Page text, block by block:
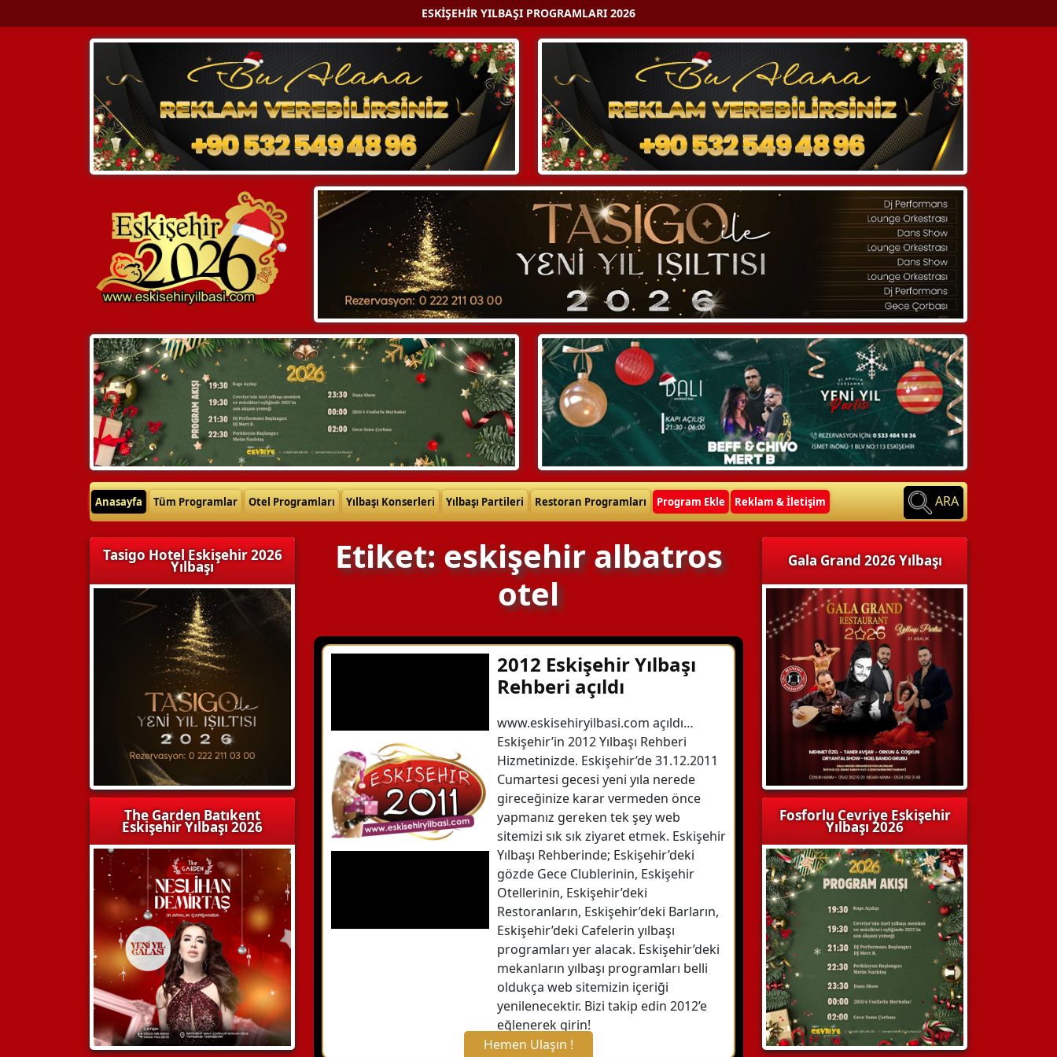
ESKIŞEHIR YILBAŞI PROGRAMLARI 2026
Anasayfa Tüm Programlar Otel Programları Yılbaşı Konserleri Yılbaşı Partileri Restoran Programları Program Ekle Reklam & İletişim ARA
Tasigo Hotel Eskişehir 2026
Yılbaşı
The Garden Batıkent
Eskişehir Yılbaşı 2026
Etiket: eskişehir albatros
otel
2012 Eskişehir Yılbaşı
Rehberi açıldı
www.eskisehiryilbasi.com açıldı…
Eskişehir’in 2012 Yılbaşı Rehberi
Hizmetinizde. Eskişehir’de 31.12.2011
Cumartesi gecesi yeni yıla nerede
gireceğinize karar vermeden önce
yapmanız gereken tek şey web
sitemizi sık sık ziyaret etmek. Eskişehir
Yılbaşı Rehberinde; Eskişehir’deki
gözde Gece Clublerinin, Eskişehir
Otellerinin, Eskişehir’deki
Restoranların, Eskişehir’deki Barların,
Eskişehir’deki Cafelerin yılbaşı
programları yer alacak. Eskişehir’deki
mekanların yılbaşı programları belli
oldukça web sitemizin içeriği
yenilenecektir. Bizi takip edin 2012’e
eğlenerek girin!
Hemen Ulaşın !
Gala Grand 2026 Yılbaşı
Fosforlu Cevriye Eskişehir
Yılbaşı 2026